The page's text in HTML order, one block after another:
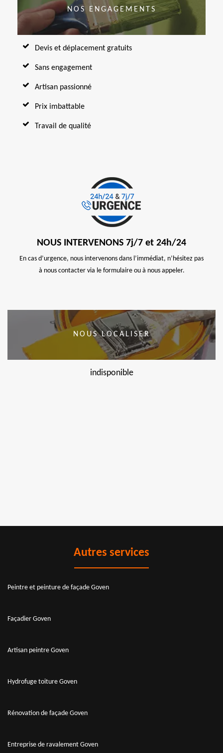
NOS ENGAGEMENTS
Devis et déplacement gratuits
Sans engagement
Artisan passionné
Prix imbattable
Travail de qualité
NOUS INTERVENONS 7j/7 et 24h/24
En cas d’urgence, nous intervenons dans l’immédiat, n’hésitez pas
à nous contacter via le formulaire ou à nous appeler.
NOUS LOCALISER
indisponible
Autres services
Peintre et peinture de façade Goven
Façadier Goven
Artisan peintre Goven
Hydrofuge toiture Goven
Rénovation de façade Goven
Entreprise de ravalement Goven